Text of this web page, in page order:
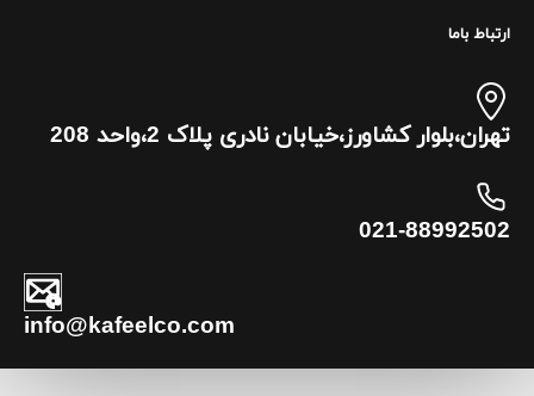
ارتباط باما
تهران،بلوار کشاورز،خیابان نادری پلاک 2،واحد 208
021-88992502
info@kafeelco.com